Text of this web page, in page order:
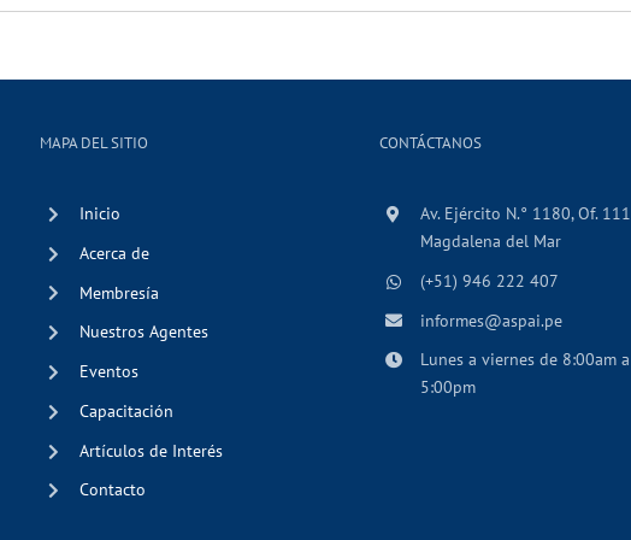
MAPA DEL SITIO
Inicio
Acerca de
Membresía
Nuestros Agentes
Eventos
Capacitación
Artículos de Interés
Contacto
CONTÁCTANOS
Av. Ejército N.° 1180, Of.
Magdalena del Mar
(+51) 946 222 407
informes@aspai.pe
Lunes a viernes de 8:00am a
5:00pm